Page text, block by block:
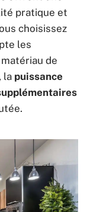
pratique et
choisissez
les
de
la puissance